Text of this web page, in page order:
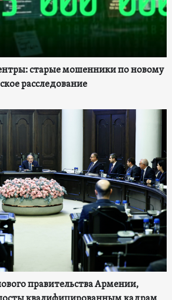
старые мошенники по новому
расследование
правительства Армении,